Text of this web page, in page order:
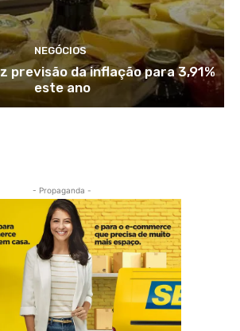
NEGÓCIOS
previsão da inflação para 3,91%
este ano
- Propaganda -